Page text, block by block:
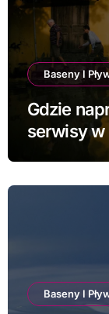
Baseny I
Gdzie
serwisy w
Poznaniu i
Baseny I